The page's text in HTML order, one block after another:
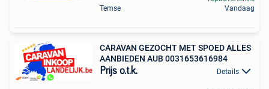
Temse
Vandaag
CARAVAN GEZOCHT MET SPOED ALLES
AANBIEDEN AUB 0031653616984
Prijs o.t.k. Details